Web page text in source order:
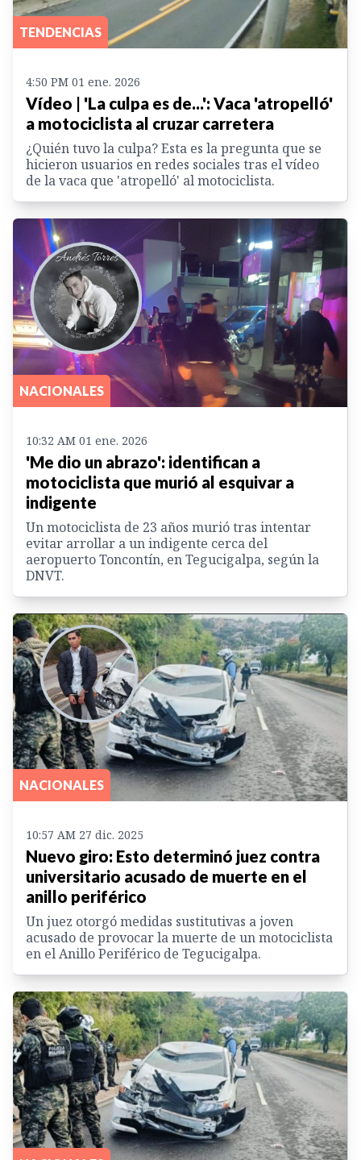
TENDENCIAS
4:50 PM 01 ene. 2026
Vídeo | 'La culpa es de...': Vaca 'atropelló'
a motociclista al cruzar carretera
¿Quién tuvo la culpa? Esta es la pregunta que se
hicieron usuarios en redes sociales tras el vídeo
de la vaca que 'atropelló' al motociclista.
NACIONALES
10:32 AM 01 ene. 2026
'Me dio un abrazo': identifican a
motociclista que murió al esquivar a
indigente
Un motociclista de 23 años murió tras intentar
evitar arrollar a un indigente cerca del
aeropuerto Toncontín, en Tegucigalpa, según la
DNVT.
NACIONALES
10:57 AM 27 dic. 2025
Nuevo giro: Esto determinó juez contra
universitario acusado de muerte en el
anillo periférico
Un juez otorgó medidas sustitutivas a joven
acusado de provocar la muerte de un motociclista
en el Anillo Periférico de Tegucigalpa.